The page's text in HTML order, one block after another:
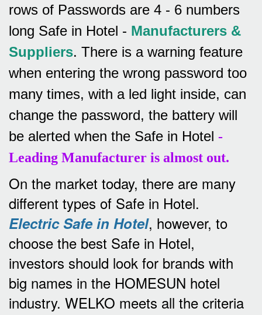
rows of Passwords are 4 - 6 numbers
long Safe in Hotel - Manufacturers &
Suppliers. There is a warning feature
when entering the wrong password too
many times, with a led light inside, can
change the password, the battery will
be alerted when the Safe in Hotel -
Leading Manufacturer is almost out.
On the market today, there are many
different types of Safe in Hotel.
Electric Safe in Hotel, however, to
choose the best Safe in Hotel,
investors should look for brands with
big names in the HOMESUN hotel
industry. WELKO meets all the criteria